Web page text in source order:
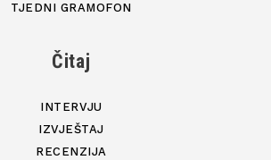
TJEDNI GRAMOFON
Čitaj
INTERVJU
IZVJEŠTAJ
RECENZIJA